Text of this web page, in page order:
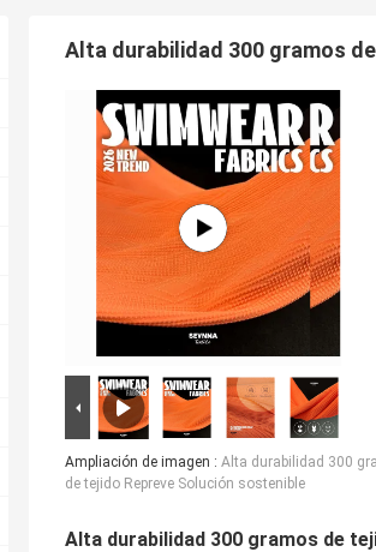
Alta durabilidad 300 gramos
Ampliación de imagen : Alta durabilidad 300
de tejido Repreve Solución sostenible
Alta durabilidad 300 gramos de